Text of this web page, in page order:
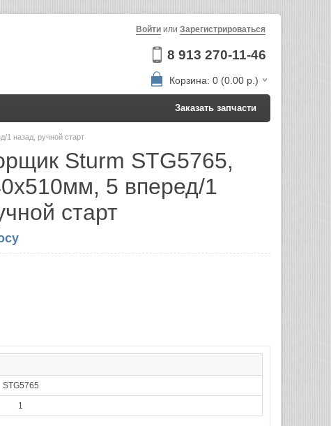
8 913 270-11-46
Войти или Зарегистрироваться
Корзина: 0 (0.00 р.)
Заказать запчасти
1 назад, ручной старт
Sturm STG5765,
5 вперед/1
старт
STG5765
1